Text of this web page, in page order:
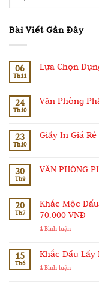
Bài Viết Gần Đây
06
Th11
Lựa Chọn
24
Th10
Văn Phòng
23
Th10
Giấy In Giá
30
Th9
VĂN PHÒNG
20
Th7
Khắc Mộc
70.000 VNĐ
1Bình luận
15
Th6
Khắc Dấu
1Bình luận